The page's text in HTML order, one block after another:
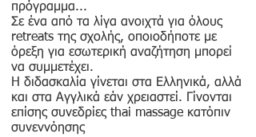
πρόγραμμα...
Σε ένα από τα λίγα ανοιχτά για όλους
retreats της σχολής, οποιοδήποτε με
όρεξη για εσωτερική αναζήτηση μπορεί
να συμμετέχει.
H διδασκαλία γίνεται στα Ελληνικά, αλλά
και στα Αγγλικά εάν χρειαστεί. Γίνονται
επίσης συνεδρίες thai massage κατόπιν
συνεννόησης